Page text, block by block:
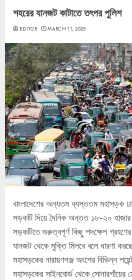
শহরের যানজট কাটাতে তৎপর পুলিশ
EDITOR MARCH 11, 2025
বাংলাদেশের অন্যতম ব্যস্ততম মহাসড়ক
সড়কটি দিয়ে দৈনিক অন্তত ১৮-২০
সড়কটিতে গুরুত্বপূর্ণ কিছু পদক্ষেপ গ্রহণের
যানজট থেকে মুক্তি মিলবে বলে ধারণা
মহাসড়কের নারায়ণগঞ্জ অংশের বিভিন্ন
মহাসড়কের সাইনবোর্ড থেকে সোনারগাঁয়ের